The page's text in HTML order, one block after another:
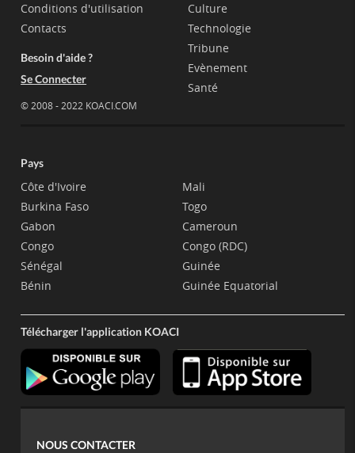
Conditions d'utilisation
Contacts
Besoin d'aide ?
Se Connecter
© 2008 - 2022 KOACI.COM
Culture
Technologie
Tribune
Evènement
Santé
Pays
Côte d'Ivoire
Burkina Faso
Gabon
Congo
Sénégal
Bénin
Mali
Togo
Cameroun
Congo (RDC)
Guinée
Guinée Equatorial
Télécharger l'application KOACI
NOUS CONTACTER